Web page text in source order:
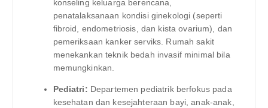
konseling keluarga berencana,
penatalaksanaan kondisi ginekologi (seperti
fibroid, endometriosis, dan kista ovarium), dan
pemeriksaan kanker serviks. Rumah sakit
menekankan teknik bedah invasif minimal bila
memungkinkan.
Pediatri: Departemen pediatrik berfokus pada
kesehatan dan kesejahteraan bayi, anak-anak,